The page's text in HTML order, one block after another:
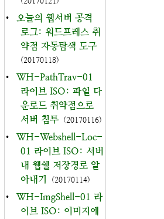
•
오늘의 웹서버 공격
로그: 워드프레스 취
약점 자동탐색 도구
(20170118)
•
WH-PathTrav-01
라이브 ISO: 파일 다
운로드 취약점으로
서버 침투 (20170116)
•
WH-Webshell-Loc-
01 라이브 ISO: 서버
내 웹쉘 저장경로 알
아내기
(20170114)
•
WH-ImgShell-01 라
이브 ISO: 이미지에